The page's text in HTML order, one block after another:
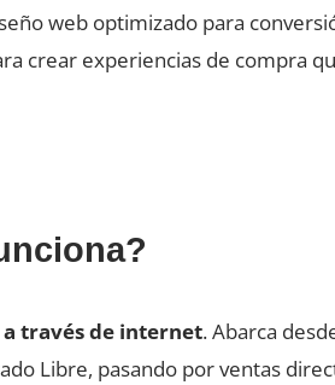
web optimizado para
crear experiencias de compra
través de internet. Abarca
Libre, pasando por ventas